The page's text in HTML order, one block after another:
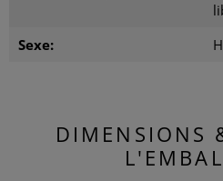
Sexe:
DIMENSIONS